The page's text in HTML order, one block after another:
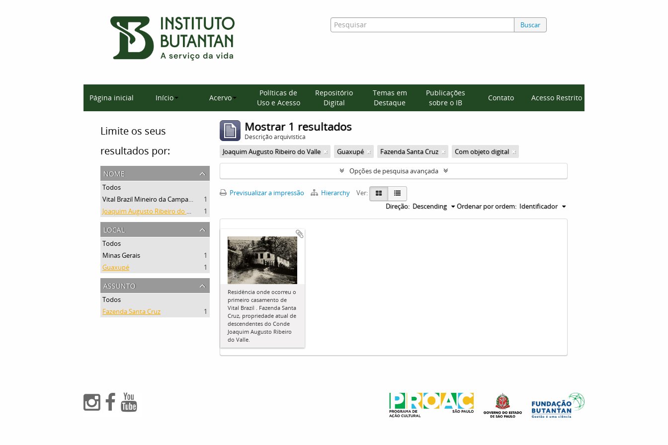
Buscar
Página inicial Início Acervo
Políticas de
Uso e Acesso
Repositório
Digital
Temas em
Destaque
Publicações
sobre o IB
Contato Acesso Restrito
Limite os seus
resultados por:
nome
Todos
Vital Brazil Mineiro da Campanha
1
Joaquim Augusto Ribeiro do Valle
1
local
Todos
Minas Gerais
1
Guaxupé
1
assunto
Todos
Fazenda Santa Cruz
1
Mostrar 1 resultados
Descrição arquivística
Joaquim Augusto Ribeiro do Valle Guaxupé Fazenda Santa Cruz Com objeto digital
Opções de pesquisa avançada
Previsualizar a impressão Hierarchy
Ver:
Ordenar por ordem: Identificador
Direção: Descending
Residência onde ocorreu o
primeiro casamento de
Vital Brazil . Fazenda Santa
Cruz, propriedade atual de
descendentes do Conde
Joaquim Augusto Ribeiro
do Valle.